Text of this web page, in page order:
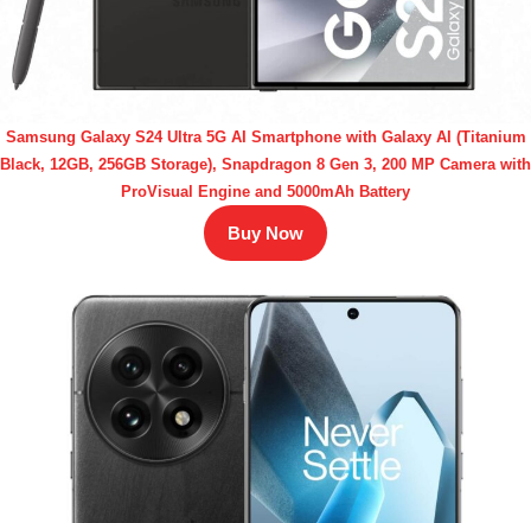
Samsung Galaxy S24 Ultra 5G AI Smartphone with Galaxy AI (Titanium
Black, 12GB, 256GB Storage), Snapdragon 8 Gen 3, 200 MP Camera with
ProVisual Engine and 5000mAh Battery
Buy Now